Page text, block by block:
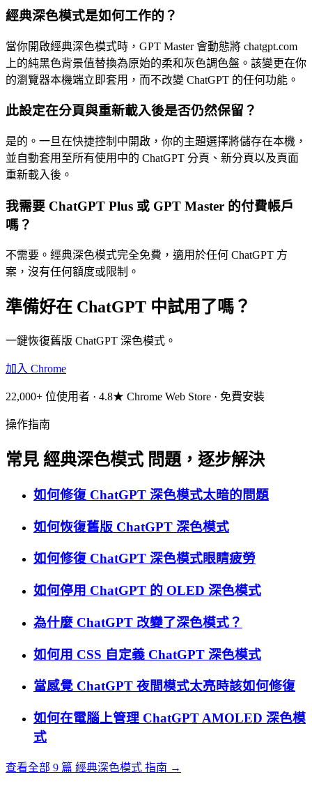
經典深色模式是如何工作的？
當你開啟經典深色模式時，GPT Master 會動態將 chatgpt.com
上的純黑色背景值替換為原始的柔和灰色調色盤。該變更在你
的瀏覽器本機端立即套用，而不改變 ChatGPT 的任何功能。
此設定在分頁與重新載入後是否仍然保留？
是的。一旦在快捷控制中開啟，你的主題選擇將儲存在本機，
並自動套用至所有使用中的 ChatGPT 分頁、新分頁以及頁面
重新載入後。
我需要 ChatGPT Plus 或 GPT Master 的付費帳戶
嗎？
不需要。經典深色模式完全免費，適用於任何 ChatGPT 方
案，沒有任何額度或限制。
準備好在 ChatGPT 中試用了嗎？
一鍵恢復舊版 ChatGPT 深色模式。
加入 Chrome
22,000+ 位使用者 · 4.8★ Chrome Web Store · 免費安裝
操作指南
常見 經典深色模式 問題，逐步解決
如何修復 ChatGPT 深色模式太暗的問題
如何恢復舊版 ChatGPT 深色模式
如何修復 ChatGPT 深色模式眼睛疲勞
如何停用 ChatGPT 的 OLED 深色模式
為什麼 ChatGPT 改變了深色模式？
如何用 CSS 自定義 ChatGPT 深色模式
當感覺 ChatGPT 夜間模式太亮時該如何修復
如何在電腦上管理 ChatGPT AMOLED 深色模
式
查看全部 9 篇 經典深色模式 指南 →